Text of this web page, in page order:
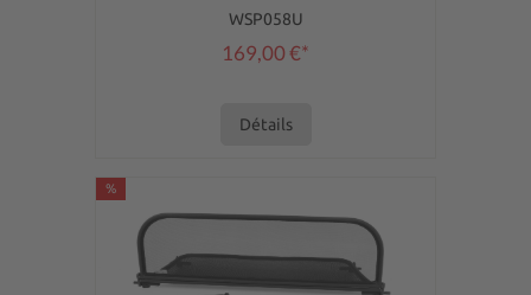
WSP058U
169,00 €*
Détails
%